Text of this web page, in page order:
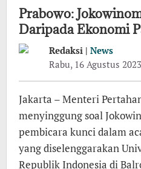
Aplikasi
Nyata
Daripada
Ekonomi
Pancasila
Prabowo:
Daripada Ekonomi
Redaksi | News
Rabu, 16 Agustus 2023
Jakarta – Menteri
menyinggung soal
pembicara kunci dalam
yang diselenggarakan
Republik Indonesia di